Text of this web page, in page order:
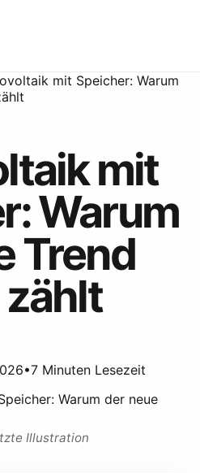
mit Speicher: Warum
mit
Warum
Trend
•7 Minuten Lesezeit
Illustration